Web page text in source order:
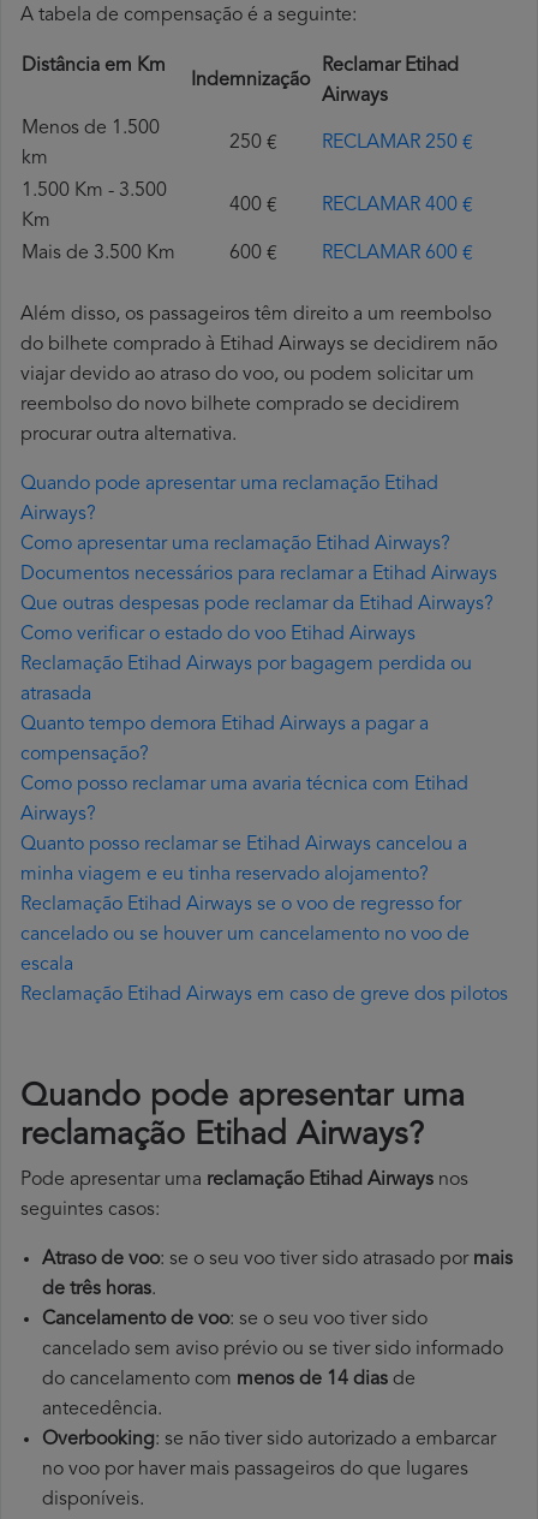
A tabela de compensação é a seguinte:
Distância em Km
Indemnização
Reclamar Etihad
Airways
Menos de 1.500
km
250 € RECLAMAR 250 €
1.500 Km - 3.500
Km
400 € RECLAMAR 400 €
Mais de 3.500 Km 600 € RECLAMAR 600 €
Além disso, os passageiros têm direito a um reembolso
do bilhete comprado à Etihad Airways se decidirem não
viajar devido ao atraso do voo, ou podem solicitar um
reembolso do novo bilhete comprado se decidirem
procurar outra alternativa.
Quando pode apresentar uma reclamação Etihad
Airways?
Como apresentar uma reclamação Etihad Airways?
Documentos necessários para reclamar a Etihad Airways
Que outras despesas pode reclamar da Etihad Airways?
Como verificar o estado do voo Etihad Airways
Reclamação Etihad Airways por bagagem perdida ou
atrasada
Quanto tempo demora Etihad Airways a pagar a
compensação?
Como posso reclamar uma avaria técnica com Etihad
Airways?
Quanto posso reclamar se Etihad Airways cancelou a
minha viagem e eu tinha reservado alojamento?
Reclamação Etihad Airways se o voo de regresso for
cancelado ou se houver um cancelamento no voo de
escala
Reclamação Etihad Airways em caso de greve dos pilotos
Quando pode apresentar uma
reclamação Etihad Airways?
Pode apresentar uma reclamação Etihad Airways nos
seguintes casos:
Atraso de voo: se o seu voo tiver sido atrasado por mais
de três horas.
Cancelamento de voo: se o seu voo tiver sido
cancelado sem aviso prévio ou se tiver sido informado
do cancelamento com menos de 14 dias de
antecedência.
Overbooking: se não tiver sido autorizado a embarcar
no voo por haver mais passageiros do que lugares
disponíveis.